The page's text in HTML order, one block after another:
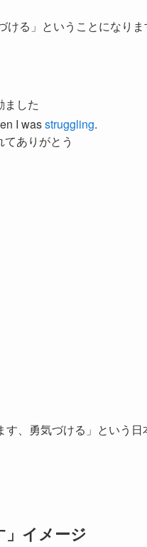
ける」ということになり
ました
I wasstruggling.
ありがとう
す、勇気づける」という
イメージ